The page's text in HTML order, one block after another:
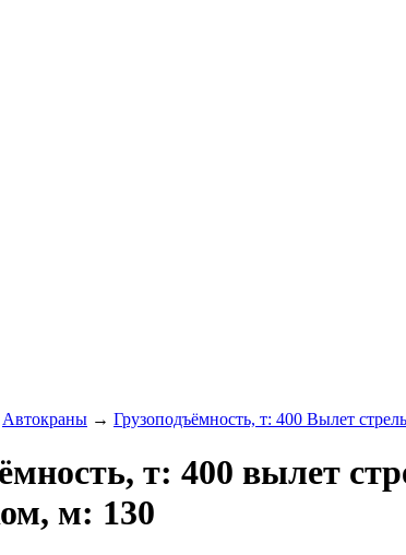
Автокраны → Грузоподъёмность, т: 400 Вылет
т: 400 вылет
м: 130